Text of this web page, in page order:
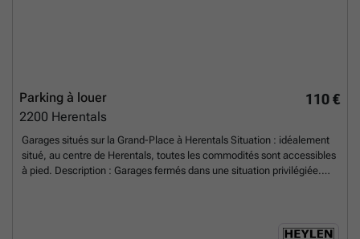
110 €
Parking à louer
2200 Herentals
Garages situés sur la Grand-Place à Herentals Situation : idéalement
situé, au centre de Herentals, toutes les commodités sont accessibles
à pied. Description : Garages fermés dans une situation privilégiée.